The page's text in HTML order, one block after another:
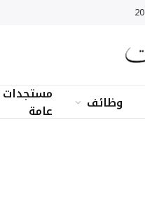
وظائف
مستجدات
عامة